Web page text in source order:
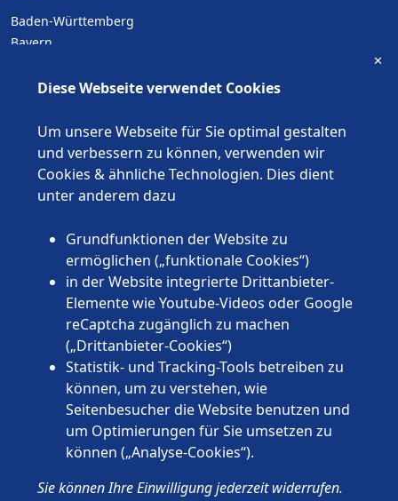
Baden-Württemberg
Bayern
Brandenburg
Hamburg
Hessen
Mecklenburg-Vorpommern
Niedersachsen
Rheinland-Pfalz
Sachsen
Sachsen-Anhalt
Schleswig-Holstein
Thüringen
Deutschland e.V.
Diese Webseite verwendet Cookies
Um unsere Webseite für Sie optimal gestalten
und verbessern zu können, verwenden wir
Cookies & ähnliche Technologien. Dies dient
unter anderem dazu
Grundfunktionen der Website zu
ermöglichen („funktionale Cookies“)
in der Website integrierte Drittanbieter-
Elemente wie Youtube-Videos oder Google
reCaptcha zugänglich zu machen
(„Drittanbieter-Cookies“)
Statistik- und Tracking-Tools betreiben zu
können, um zu verstehen, wie
Seitenbesucher die Website benutzen und
um Optimierungen für Sie umsetzen zu
können („Analyse-Cookies“).
Sie können Ihre Einwilligung jederzeit widerrufen.
✕